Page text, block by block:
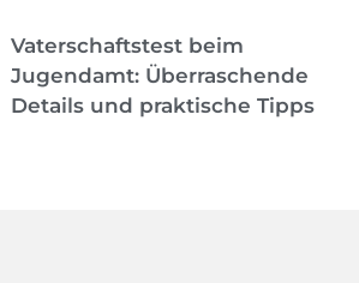
Vaterschaftstest beim
Jugendamt: Überraschende
Details und praktische Tipps